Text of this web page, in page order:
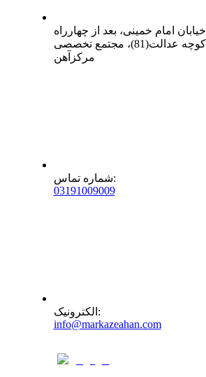
خیابان امام خمینی، بعد از چهارراه
شریف، نبش کوچه عدالت(81)، مجتمع تخصصی
مرکزآهن
شماره تماس:
03191009009
الکترونیک :
info@markazeahan.com